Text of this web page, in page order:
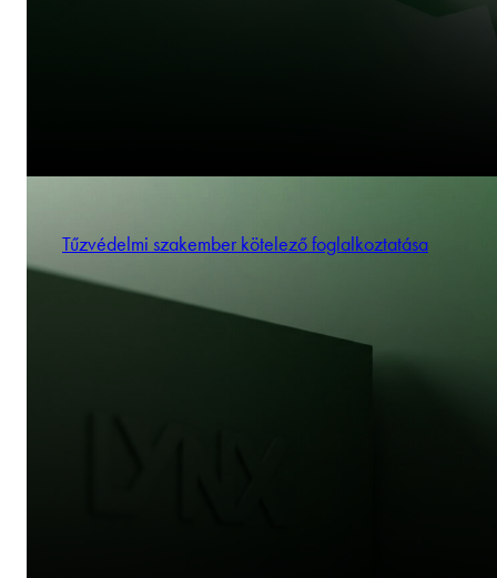
Tűzvédelmi szakember kötelező foglalkoztatása